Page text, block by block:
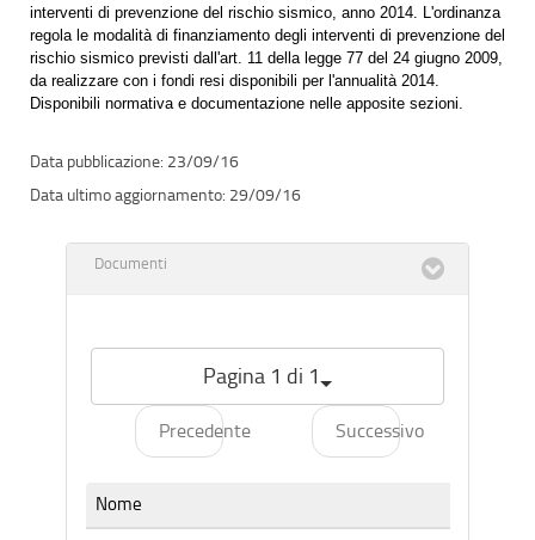
interventi di prevenzione del rischio sismico, anno 2014. L'ordinanza
regola le modalità di finanziamento degli interventi di prevenzione del
rischio sismico previsti dall'art. 11 della legge 77 del 24 giugno 2009,
da realizzare con i fondi resi disponibili per l'annualità 2014.
Disponibili normativa e documentazione nelle apposite sezioni.
23/09/16
29/09/16
Documenti
Pagina 1 di 1
Precedente Successivo
Nome